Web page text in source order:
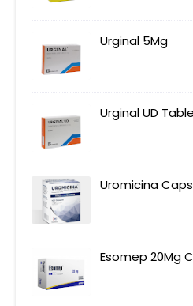
Urginal 5Mg
Urginal UD
Uromicina
Esomep 20Mg